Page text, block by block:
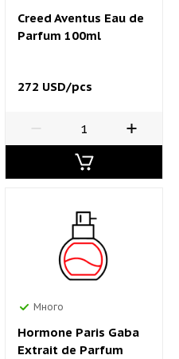
Creed Aventus Eau de
Parfum 100ml
272 USD/pcs
Много
Hormone Paris Gaba
Extrait de Parfum